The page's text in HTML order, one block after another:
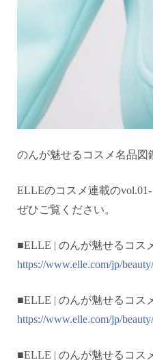
のんが魅せるコスメ名品図
ELLEのコスメ連載のvol.01-
ぜひご覧ください。
■ELLE | のんが魅せるコス
https://www.elle.com/jp/
■ELLE | のんが魅せるコス
https://www.elle.com/jp/
■ELLE | のんが魅せるコス